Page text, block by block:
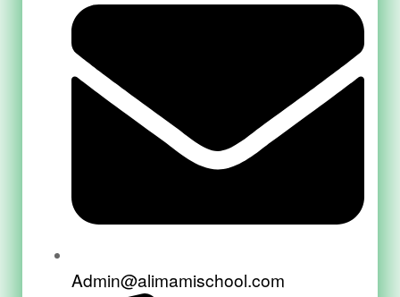
Admin@alimamischool.com